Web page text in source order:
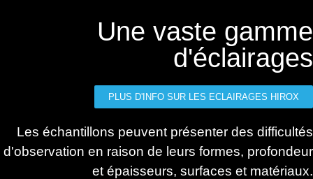
Une vaste gamme
d'éclairages
PLUS D'INFO SUR LES ECLAIRAGES HIROX
Les échantillons peuvent présenter des difficultés
d'observation en raison de leurs formes, profondeur
et épaisseurs, surfaces et matériaux.